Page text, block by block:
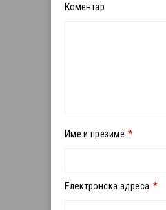
Коментар
Име и презиме *
Електронска адреса *